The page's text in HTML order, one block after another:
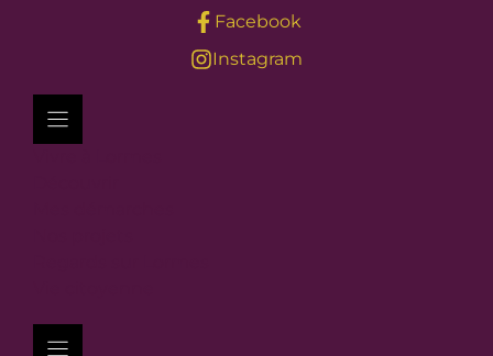
Facebook
Instagram